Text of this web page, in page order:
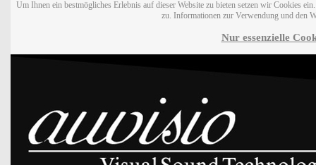
Um Ihnen ein bestmögliches Erlebnis auf dieser Website zu bieten setzen wir Cookies
zu. Informationen zur Verwendung und den
Nur essenzielle